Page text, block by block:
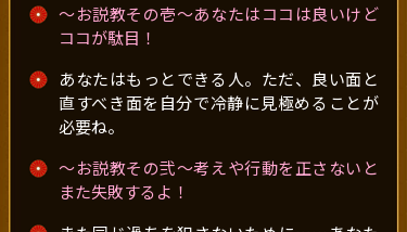
～お説教その壱～あなたはココは良いけど
ココが駄目！
あなたはもっとできる人。ただ、良い面と
直すべき面を自分で冷静に見極めることが
必要ね。
～お説教その弐～考えや行動を正さないと
また失敗するよ！